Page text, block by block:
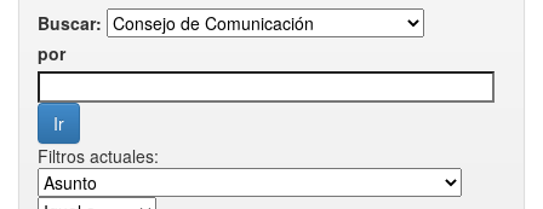
Buscar:
por
Filtros actuales: